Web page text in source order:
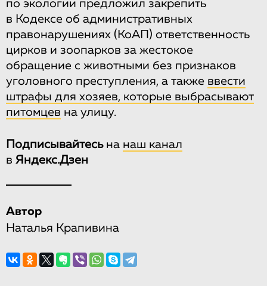
по экологии предложил закрепить
в Кодексе об административных
правонарушениях (КоАП) ответственность
цирков и зоопарков за жестокое
обращение с животными без признаков
уголовного преступления, а также ввести
штрафы для хозяев, которые выбрасывают
питомцев на улицу.
Подписывайтесьна наш канал
в Яндекс.Дзен
Автор
Наталья Крапивина